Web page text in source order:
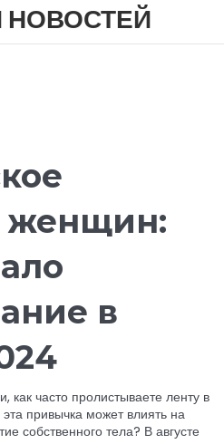
НОВОСТЕЙ
женщин:
в
как часто пролистываете ленту в
привычка может влиять на
собственного тела? В августе